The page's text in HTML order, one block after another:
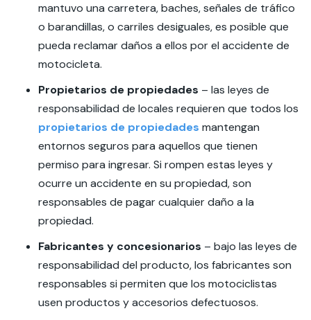
mantuvo una carretera, baches, señales de tráfico
o barandillas, o carriles desiguales, es posible que
pueda reclamar daños a ellos por el accidente de
motocicleta.
Propietarios de propiedades – las leyes de
responsabilidad de locales requieren que todos los
propietarios de propiedades mantengan
entornos seguros para aquellos que tienen
permiso para ingresar. Si rompen estas leyes y
ocurre un accidente en su propiedad, son
responsables de pagar cualquier daño a la
propiedad.
Fabricantes y concesionarios – bajo las leyes de
responsabilidad del producto, los fabricantes son
responsables si permiten que los motociclistas
usen productos y accesorios defectuosos.